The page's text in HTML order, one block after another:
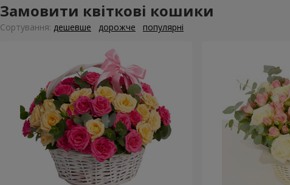
Замовити квіткові кошики
Сортування: дешевше дорожче популярні